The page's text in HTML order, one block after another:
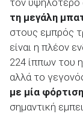
τον υψηλότερο
τη μεγάλη
στους εμπρός
είναι η πλέον
224 ίππων του
αλλά το
με μία φόρτιση
σημαντική